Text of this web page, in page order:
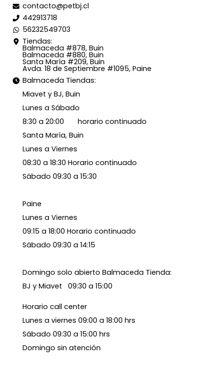
contacto@petbj.cl
442913718
56232549703
Tiendas:
Balmaceda #878, Buin
Balmaceda #880, Buin
Santa María #209, Buin
Avda. 18 de Septiembre #1095, Paine
Balmaceda Tiendas:
Miavet y BJ, Buin
Lunes a Sábado
8:30 a 20:00 horario continuado
Santa María, Buin
Lunes a Viernes
08:30 a 18:30 Horario continuado
Sábado 09:30 a 15:30
Paine
Lunes a Viernes
09:15 a 18:00 Horario continuado
Sábado 09:30 a 14:15
Domingo solo abierto Balmaceda Tienda:
BJ y Miavet 09:30 a 15:00
Horario call center
Lunes a viernes 09:00 a 18:00 hrs
Sábado 09:30 a 15:00 hrs
Domingo sin atención